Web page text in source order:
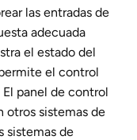
las entradas de
adecuada
el estado del
el control
panel de control
sistemas de
sistemas de